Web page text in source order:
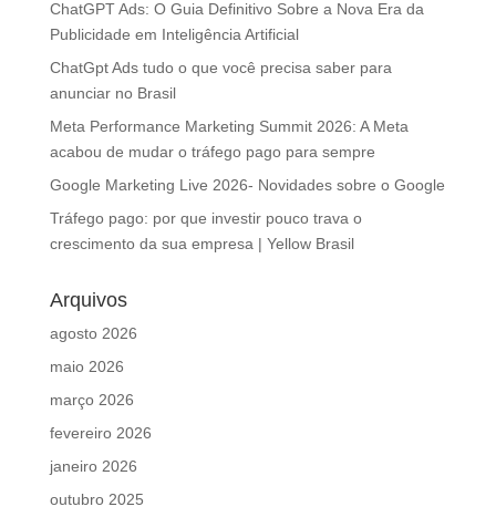
ChatGPT Ads: O Guia Definitivo Sobre a Nova Era da
Publicidade em Inteligência Artificial
ChatGpt Ads tudo o que você precisa saber para
anunciar no Brasil
Meta Performance Marketing Summit 2026: A Meta
acabou de mudar o tráfego pago para sempre
Google Marketing Live 2026- Novidades sobre o Google
Tráfego pago: por que investir pouco trava o
crescimento da sua empresa | Yellow Brasil
Arquivos
agosto 2026
maio 2026
março 2026
fevereiro 2026
janeiro 2026
outubro 2025